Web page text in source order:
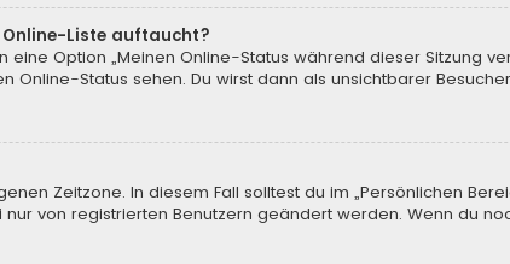
Online-Liste auftaucht?
Option „Meinen Online-Status während dieser Sitzung
Status sehen. Du wirst dann als unsichtbarer
Zeitzone. In diesem Fall solltest du im „Persönlichen
von registrierten Benutzern geändert werden. Wenn du